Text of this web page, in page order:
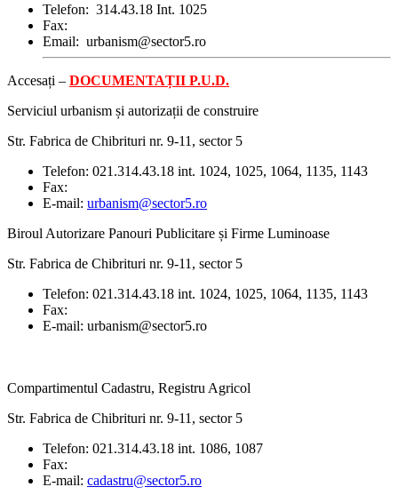
Telefon: 314.43.18 Int. 1025
Fax:
Email: urbanism@sector5.ro
Accesați – DOCUMENTAȚII P.U.D.
Serviciul urbanism și autorizații de construire
Str. Fabrica de Chibrituri nr. 9-11, sector 5
Telefon: 021.314.43.18 int. 1024, 1025, 1064, 1135, 1143
Fax:
E-mail: urbanism@sector5.ro
Biroul Autorizare Panouri Publicitare și Firme Luminoase
Str. Fabrica de Chibrituri nr. 9-11, sector 5
Telefon: 021.314.43.18 int. 1024, 1025, 1064, 1135, 1143
Fax:
E-mail: urbanism@sector5.ro
Compartimentul Cadastru, Registru Agricol
Str. Fabrica de Chibrituri nr. 9-11, sector 5
Telefon: 021.314.43.18 int. 1086, 1087
Fax:
E-mail: cadastru@sector5.ro